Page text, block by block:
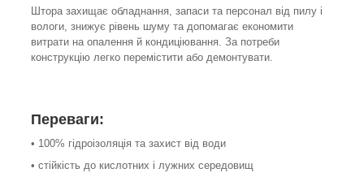
Штора захищає обладнання, запаси та персонал від пилу і
вологи, знижує рівень шуму та допомагає економити
витрати на опалення й кондиціювання. За потреби
конструкцію легко перемістити або демонтувати.
Переваги:
• 100% гідроізоляція та захист від води
• стійкість до кислотних і лужних середовищ